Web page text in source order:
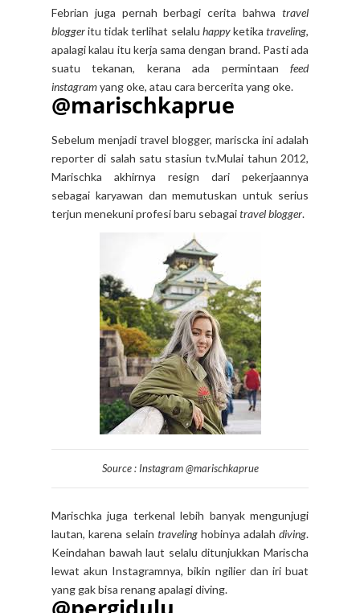
Febrian juga pernah berbagi cerita bahwa travel
bloggeritu tidak terlihat selalu happyketikatraveling,
apalagi kalau itu kerja sama dengan brand. Pasti ada
suatu tekanan, kerana ada permintaan feed
instagramyang oke, atau cara bercerita yang oke.
@marischkaprue
Sebelum menjadi travel blogger, mariscka ini adalah
reporter di salah satu stasiun tv.Mulai tahun 2012,
Marischka akhirnya resign dari pekerjaannya
sebagai karyawan dan memutuskan untuk serius
terjun menekuni profesi baru sebagaitravel blogger.
Source : Instagram @marischkaprue
Marischka juga terkenal lebih banyak mengunjugi
lautan, karena selain traveling hobinya adalah diving.
Keindahan bawah laut selalu ditunjukkan Marischa
lewat akun Instagramnya, bikin ngilier dan iri buat
yang gak bisa renang apalagi diving.